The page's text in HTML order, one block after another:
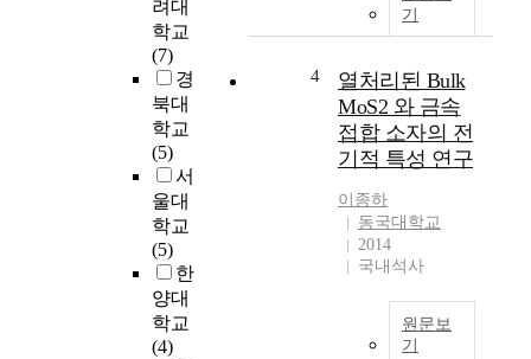
려대
학교
(7)
경
북대
학교
(5)
서
울대
학교
(5)
한
양대
학교
(4)
기
4
열처리된 Bulk
MoS2 와 금속
접합 소자의 전
기적 특성 연구
이종하
동국대학교
2014
국내석사
원문보
기